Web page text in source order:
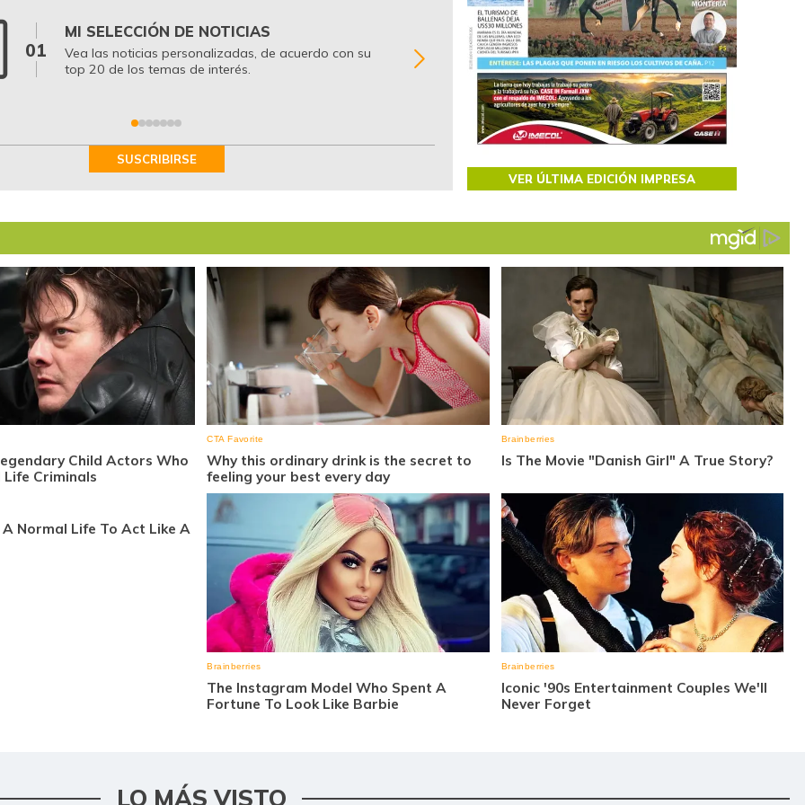
01
MI SELECCIÓN DE NOTICIAS
Vea las noticias personalizadas, de acuerdo con su
top 20 de los temas de interés.
02
BITÁCORA EMPRESARIAL 10.000 LR
Recopilación clasificada por sectores
regiones del comportamiento general y
de las 10.000 primeras empresas en ventas
Colombia.
SUSCRIBIRSE
VER ÚLTIMA EDICIÓN IMPRESA
LO MÁS VISTO